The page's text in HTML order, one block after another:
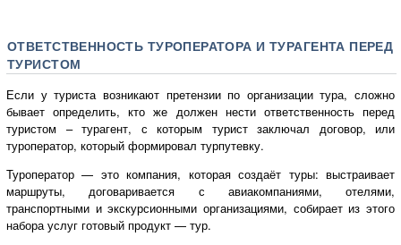
ОТВЕТСТВЕННОСТЬ ТУРОПЕРАТОРА И ТУРАГЕНТА ПЕРЕД
ТУРИСТОМ
Если у туриста возникают претензии по организации тура, сложно
бывает определить, кто же должен нести ответственность перед
туристом – турагент, с которым турист заключал договор, или
туроператор, который формировал турпутевку.
Туроператор — это компания, которая создаёт туры: выстраивает
маршруты, договаривается с авиакомпаниями, отелями,
транспортными и экскурсионными организациями, собирает из этого
набора услуг готовый продукт — тур.